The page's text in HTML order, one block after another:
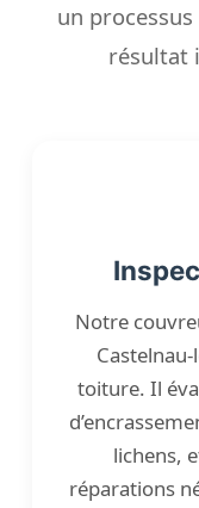
un
résultat
Notre
toiture. Il
lichens,
réparations